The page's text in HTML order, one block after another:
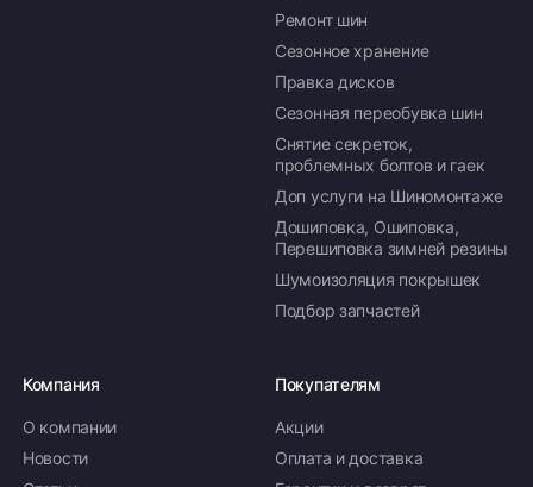
Ремонт шин
Сезонное хранение
Правка дисков
Сезонная переобувка шин
Снятие секреток,
проблемных болтов и гаек
Доп услуги на Шиномонтаже
Дошиповка, Ошиповка,
Перешиповка зимней резины
Шумоизоляция покрышек
Подбор запчастей
Компания
О компании
Новости
Покупателям
Акции
Оплата и доставка